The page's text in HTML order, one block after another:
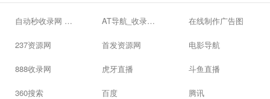
自动秒收录网 - 自动秒收录-网站收录-收录网站-网址收录-秒收录 AT导航_收录网_免费收录网站_自动收录网_秒收录 在线制作广告图
237资源网 首发资源网 电影导航
888收录网 虎牙直播 斗鱼直播
360搜索 百度 腾讯